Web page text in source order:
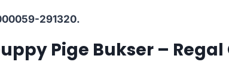
291320.
Pige Bukser – Regal